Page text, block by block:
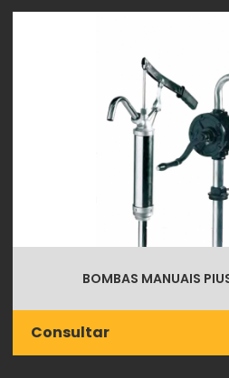
BOMBAS MANUAIS
Consultar